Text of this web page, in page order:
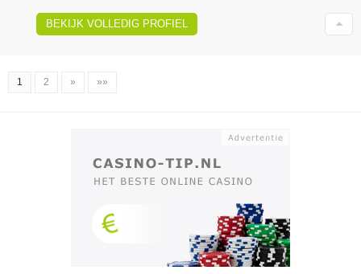
BEKIJK VOLLEDIG PROFIEL
1 2 » »»